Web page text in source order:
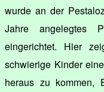
wurde an der
Jahre angelegtes
eingerichtet. Hier
schwierige Kinder
heraus zu kommen,